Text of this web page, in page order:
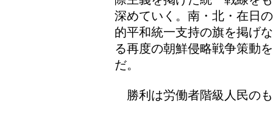
深めていく。南・北・在日
的平和統一支持の旗を掲げ
る再度の朝鮮侵略戦争策動
だ。
勝利は労働者階級人民の